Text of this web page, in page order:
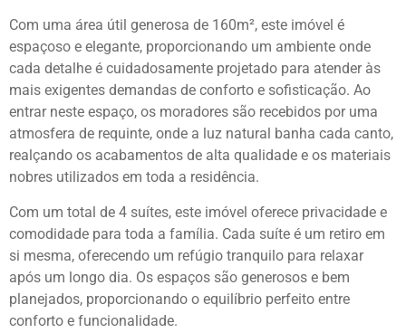
Com uma área útil generosa de 160m², este imóvel é
espaçoso e elegante, proporcionando um ambiente onde
cada detalhe é cuidadosamente projetado para atender às
mais exigentes demandas de conforto e sofisticação. Ao
entrar neste espaço, os moradores são recebidos por uma
atmosfera de requinte, onde a luz natural banha cada canto,
realçando os acabamentos de alta qualidade e os materiais
nobres utilizados em toda a residência.
Com um total de 4 suítes, este imóvel oferece privacidade e
comodidade para toda a família. Cada suíte é um retiro em
si mesma, oferecendo um refúgio tranquilo para relaxar
após um longo dia. Os espaços são generosos e bem
planejados, proporcionando o equilíbrio perfeito entre
conforto e funcionalidade.